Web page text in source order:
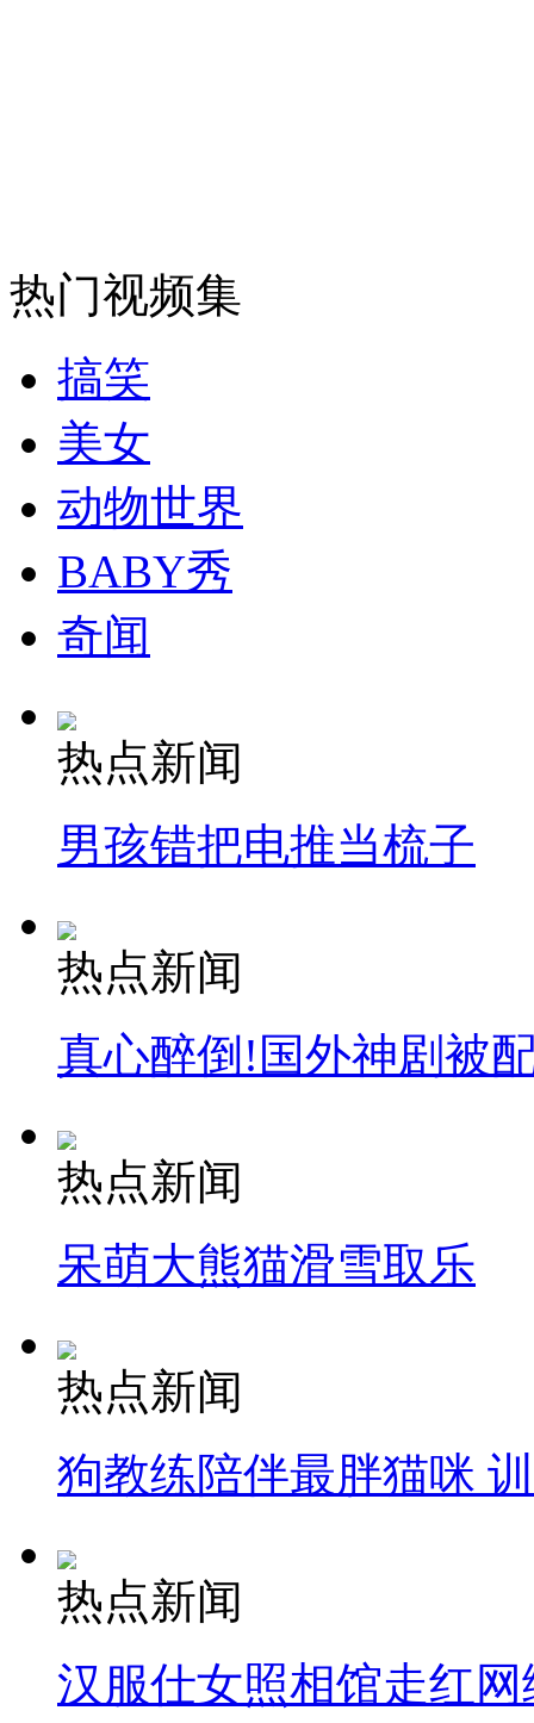
消防员救轻生者 花炮节热闹非凡
司机酒驾遇交警 急速倒车逃窜
热门视频集
搞笑
美女
动物世界
BABY秀
奇闻
热点新闻
男孩错把电推当梳子
热点新闻
真心醉倒!国外神剧被
热点新闻
呆萌大熊猫滑雪取乐
热点新闻
狗教练陪伴最胖猫咪
热点新闻
汉服仕女照相馆走红网